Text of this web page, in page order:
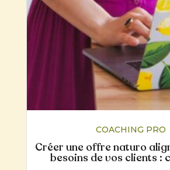
Créer une offre naturo
besoins de vos clients :
COACHING PRO